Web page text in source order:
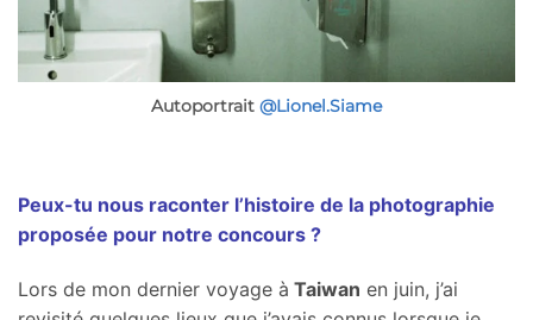
Autoportrait @Lionel.Siame
Peux-tu nous raconter l’histoire de la photographie
proposée pour notre concours ?
Lors de mon dernier voyage à Taiwan en juin, j’ai